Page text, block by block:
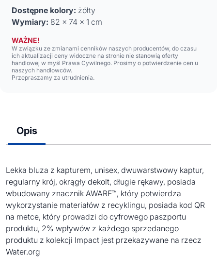
Dostępne kolory: żółty
Wymiary: 82 x 74 x 1 cm
WAŻNE!
W związku ze zmianami cenników naszych producentów, do czasu
ich aktualizacji ceny widoczne na stronie nie stanowią oferty
handlowej w myśl Prawa Cywilnego. Prosimy o potwierdzenie cen u
naszych handlowców.
Przepraszamy za utrudnienia.
Opis
Lekka bluza z kapturem, unisex, dwuwarstwowy kaptur,
regularny krój, okrągły dekolt, długie rękawy, posiada
wbudowany znacznik AWARE™, który potwierdza
wykorzystanie materiałów z recyklingu, posiada kod QR
na metce, który prowadzi do cyfrowego paszportu
produktu, 2% wpływów z każdego sprzedanego
produktu z kolekcji Impact jest przekazywane na rzecz
Water.org